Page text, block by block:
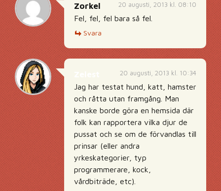
20 augusti, 2013 kl. 08:10
Zorkel
Fel, fel, fel bara så fel.
Svara
20 augusti, 2013 kl. 10:34
Jag har testat hund, katt, hamster
och råtta utan framgång. Man
kanske borde göra en hemsida där
folk kan rapportera vilka djur de
pussat och se om de förvandlas till
prinsar (eller andra
yrkeskategorier, typ
programmerare, kock,
vårdbiträde, etc).